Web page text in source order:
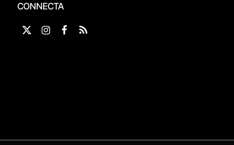
CONNECTA
X
Instagram
Facebook
RSS